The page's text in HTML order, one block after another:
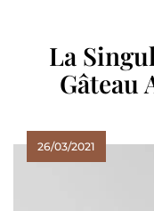
La
Gâteau
26/03/2021